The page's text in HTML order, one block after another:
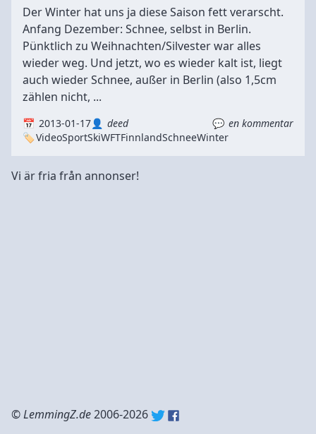
Der Winter hat uns ja diese Saison fett verarscht.
Anfang Dezember: Schnee, selbst in Berlin.
Pünktlich zu Weihnachten/Silvester war alles
wieder weg. Und jetzt, wo es wieder kalt ist, liegt
auch wieder Schnee, außer in Berlin (also 1,5cm
zählen nicht, ...
2013-01-17 deed
en kommentar
VideoSportSkiWFTFinnlandSchneeWinter
Vi är fria från annonser!
©LemmingZ.de2006-2026